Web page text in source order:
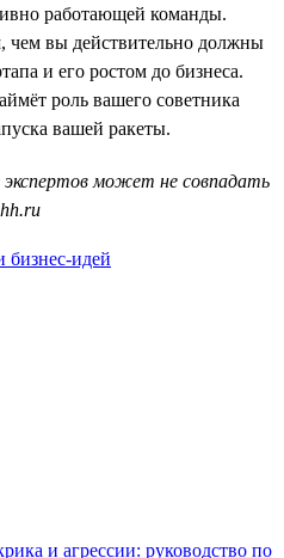
работающей команды.
чем вы действительно должны
и его ростом до бизнеса.
роль вашего советника
вашей ракеты.
может не совпадать
бизнес-идей